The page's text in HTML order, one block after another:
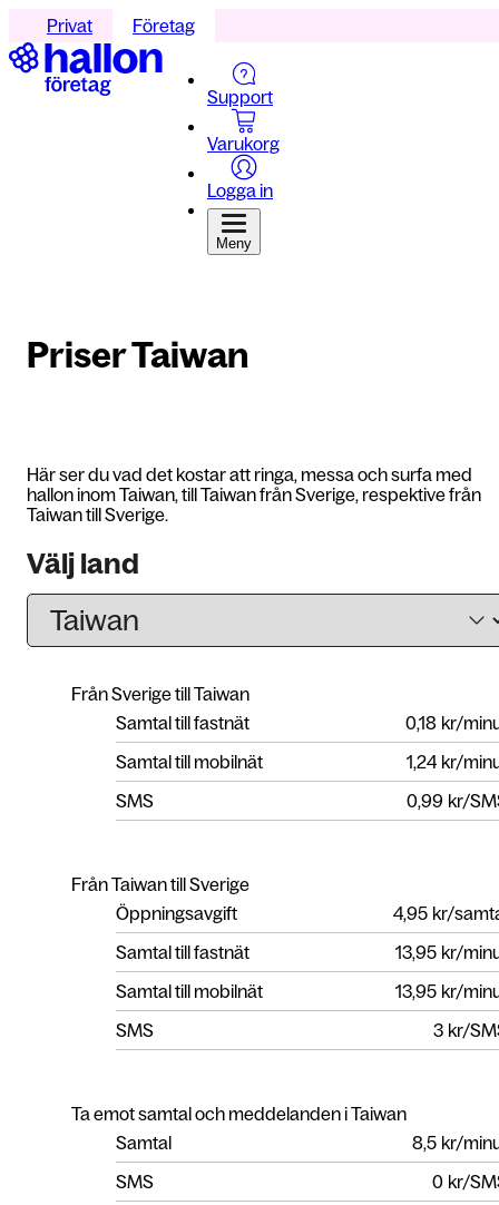
Privat Företag
Support
Varukorg
Logga in
Meny
Priser Taiwan
Här ser du vad det kostar att ringa, messa och surfa med
hallon inom Taiwan, till Taiwan från Sverige, respektive från
Taiwan till Sverige.
Välj land
Från Sverige till Taiwan
Samtal till fastnät
0,18 kr/
Samtal till mobilnät
1,24 kr/
SMS
0,99 kr/
Från Taiwan till Sverige
Öppningsavgift
4,95 kr/
Samtal till fastnät
13,95 kr/
Samtal till mobilnät
13,95 kr/
SMS
3 kr/
Ta emot samtal och meddelanden i Taiwan
Samtal
8,5 kr/
SMS
0 kr/